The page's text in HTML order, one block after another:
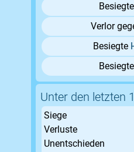
Besiegte
Verlor
Besiegte
Besiegte
Unter den letzten
Siege
Verluste
Unentschieden